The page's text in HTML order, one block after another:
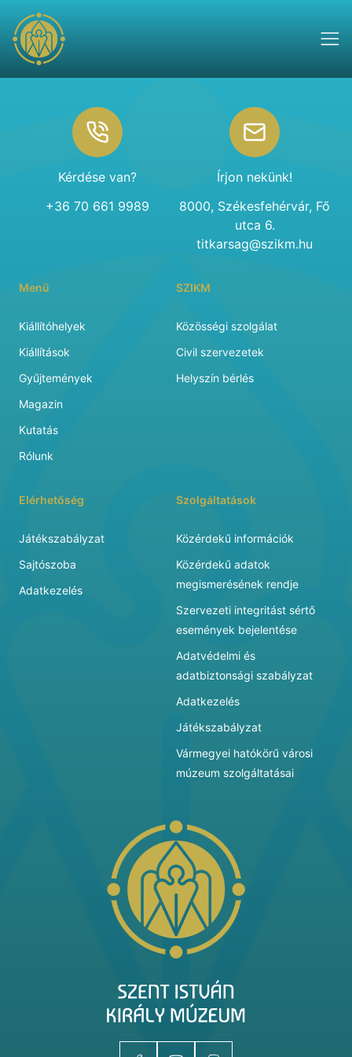
Kérdése van?
+36 70 661 9989
Írjon nekünk!
8000, Székesfehérvár, Fő
utca 6.
titkarsag@szikm.hu
Menü
Kiállítóhelyek
Kiállítások
Gyűjtemények
Magazin
Kutatás
Rólunk
SZIKM
Közösségi szolgálat
Civil szervezetek
Helyszín bérlés
Elérhetőség
Játékszabályzat
Sajtószoba
Adatkezelés
Szolgáltatások
Közérdekű információk
Közérdekű adatok
megismerésének rendje
Szervezeti integritást sértő
események bejelentése
Adatvédelmi és
adatbiztonsági szabályzat
Adatkezelés
Játékszabályzat
Vármegyei hatókörű városi
múzeum szolgáltatásai